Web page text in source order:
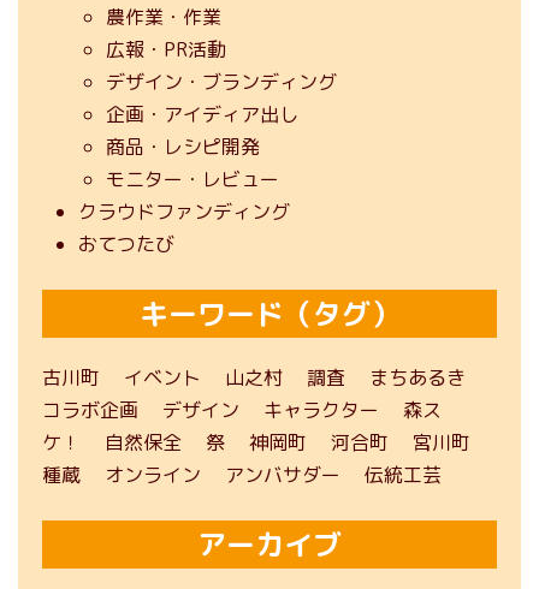
農作業・作業
広報・PR活動
デザイン・ブランディング
企画・アイディア出し
商品・レシピ開発
モニター・レビュー
クラウドファンディング
おてつたび
キーワード（タグ）
古川町 イベント 山之村 調査
まちあるき
コラボ企画
デザイン キャラクター
森ス
ケ！
自然保全 祭 神岡町 河合町
宮川町
種蔵
オンライン アンバサダー 伝統工芸
アーカイブ